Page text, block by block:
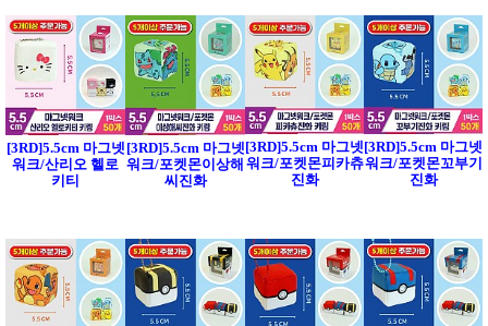
[3RD]5.5cm 마그넷
워크/산리오 헬로
키티
[3RD]5.5cm 마그넷
워크/포켓몬이상해
씨진화
[3RD]5.5cm 마그넷
워크/포켓몬피카츄
진화
[3RD]5.5cm 마그넷
워크/포켓몬꼬부기
진화